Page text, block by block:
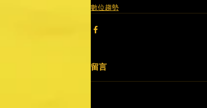
數位趨勢
留言